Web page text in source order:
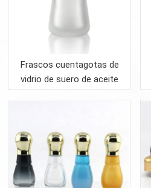
Frascos cuentagotas de
vidrio de suero de aceite
esencial esmerilado